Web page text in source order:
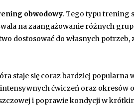
obwodowy. Tego typu trening
na zaangażowanie różnych
dostosować do własnych
staje się coraz bardziej
ćwiczeń oraz okresów
i poprawie kondycji w